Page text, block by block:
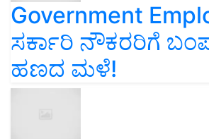
Government
ಸರ್ಕಾರಿ ನೌಕರರಿಗೆ
ಹಣದ ಮಳೆ!